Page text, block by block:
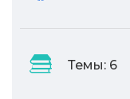
Темы: 6